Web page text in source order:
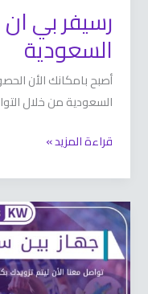
رسيفر بي
السعودية
أصبح بامكانك الأن
السعودية من خلال
قراءة المزيد »
جهاز
بين
سبورت
للبيع